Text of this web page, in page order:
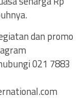
dan promo
021 7883